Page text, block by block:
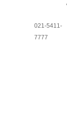
021-5411-
7777